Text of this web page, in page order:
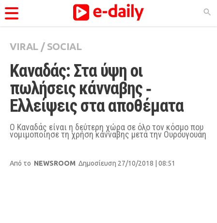
ΚΑΤΗΓΟΡΊΕΣ
Ειδήσεις
Θέματα
Videos
Podcasts
Viral
Life
VIRAL / SOCIAL
Καναδάς: Στα ύψη οι
πωλήσεις κάνναβης ‑
Ελλείψεις στα αποθέματα
Ο Καναδάς είναι η δεύτερη χώρα σε όλο τον κόσμο που
νομιμοποίησε τη χρήση κάνναβης μετά την Ουρουγουάη
Από το NEWSROOM Δημοσίευση 27/10/2018 | 08:51